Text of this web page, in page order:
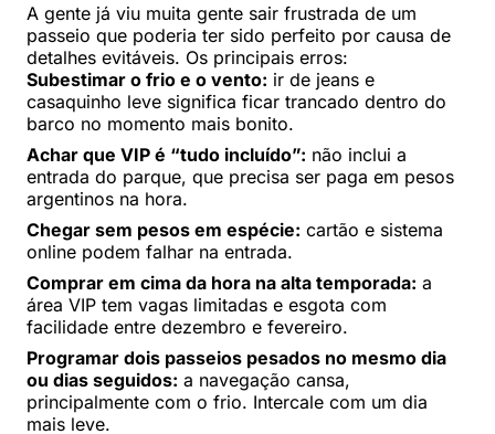
A gente já viu muita gente sair frustrada de um
passeio que poderia ter sido perfeito por causa de
detalhes evitáveis. Os principais erros:
Subestimar o frio e o vento: ir de jeans e
casaquinho leve significa ficar trancado dentro do
barco no momento mais bonito.
Achar que VIP é “tudo incluído”: não inclui a
entrada do parque, que precisa ser paga em pesos
argentinos na hora.
Chegar sem pesos em espécie: cartão e sistema
online podem falhar na entrada.
Comprar em cima da hora na alta temporada: a
área VIP tem vagas limitadas e esgota com
facilidade entre dezembro e fevereiro.
Programar dois passeios pesados no mesmo dia
ou dias seguidos: a navegação cansa,
principalmente com o frio. Intercale com um dia
mais leve.